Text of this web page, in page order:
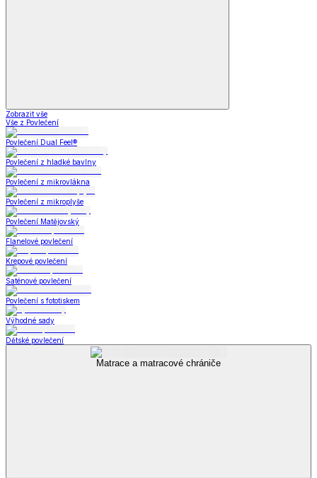
Zobrazit vše
Vše z Povlečení
Povlečení Dual Feel®
Povlečení z hladké bavlny
Povlečení z mikrovlákna
Povlečení z mikroplyše
Povlečení Matějovský
Flanelové povlečení
Krepové povlečení
Saténové povlečení
Povlečení s fototiskem
Výhodné sady
Dětské povlečení
Matrace a matracové chrániče